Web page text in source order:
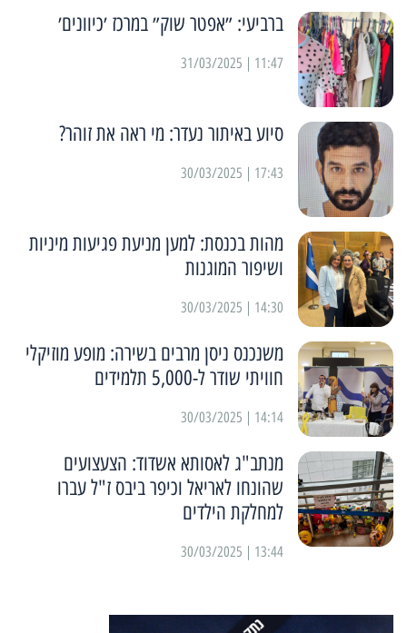
ברביעי: ״אפטר שוק״ במרכז ׳כיוונים׳
11:47 | 31/03/2025
סיוע באיתור נעדר: מי ראה את זוהר?
17:43 | 30/03/2025
מהות בכנסת: למען מניעת פגיעות מיניות
ושיפור המוגנות
14:30 | 30/03/2025
משנכנס ניסן מרבים בשירה: מופע מוזיקלי
חוויתי שודר ל-5,000 תלמידים
14:14 | 30/03/2025
מנתב"ג לאסותא אשדוד: הצעצועים
שהונחו לאריאל וכיפר ביבס ז"ל עברו
למחלקת הילדים
13:44 | 30/03/2025